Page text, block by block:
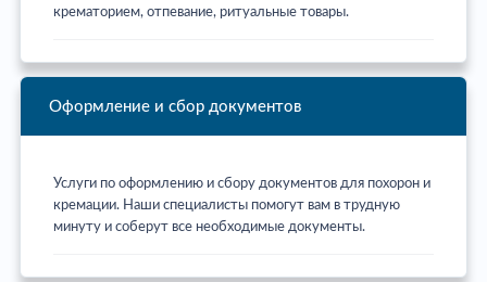
крематорием, отпевание, ритуальные товары.
Оформление и сбор документов
Услуги по оформлению и сбору документов для похорон и
кремации. Наши специалисты помогут вам в трудную
минуту и соберут все необходимые документы.